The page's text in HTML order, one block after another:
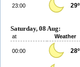
23:00 29º
Saturday, 08 Aug:
at Weather
00:00 28º